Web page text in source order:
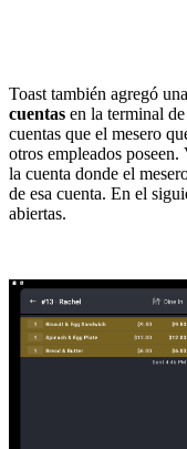
Toast también agregó
cuentas en la terminal
cuentas que el mesero
otros empleados
la cuenta donde el
de esa cuenta. En el
abiertas.